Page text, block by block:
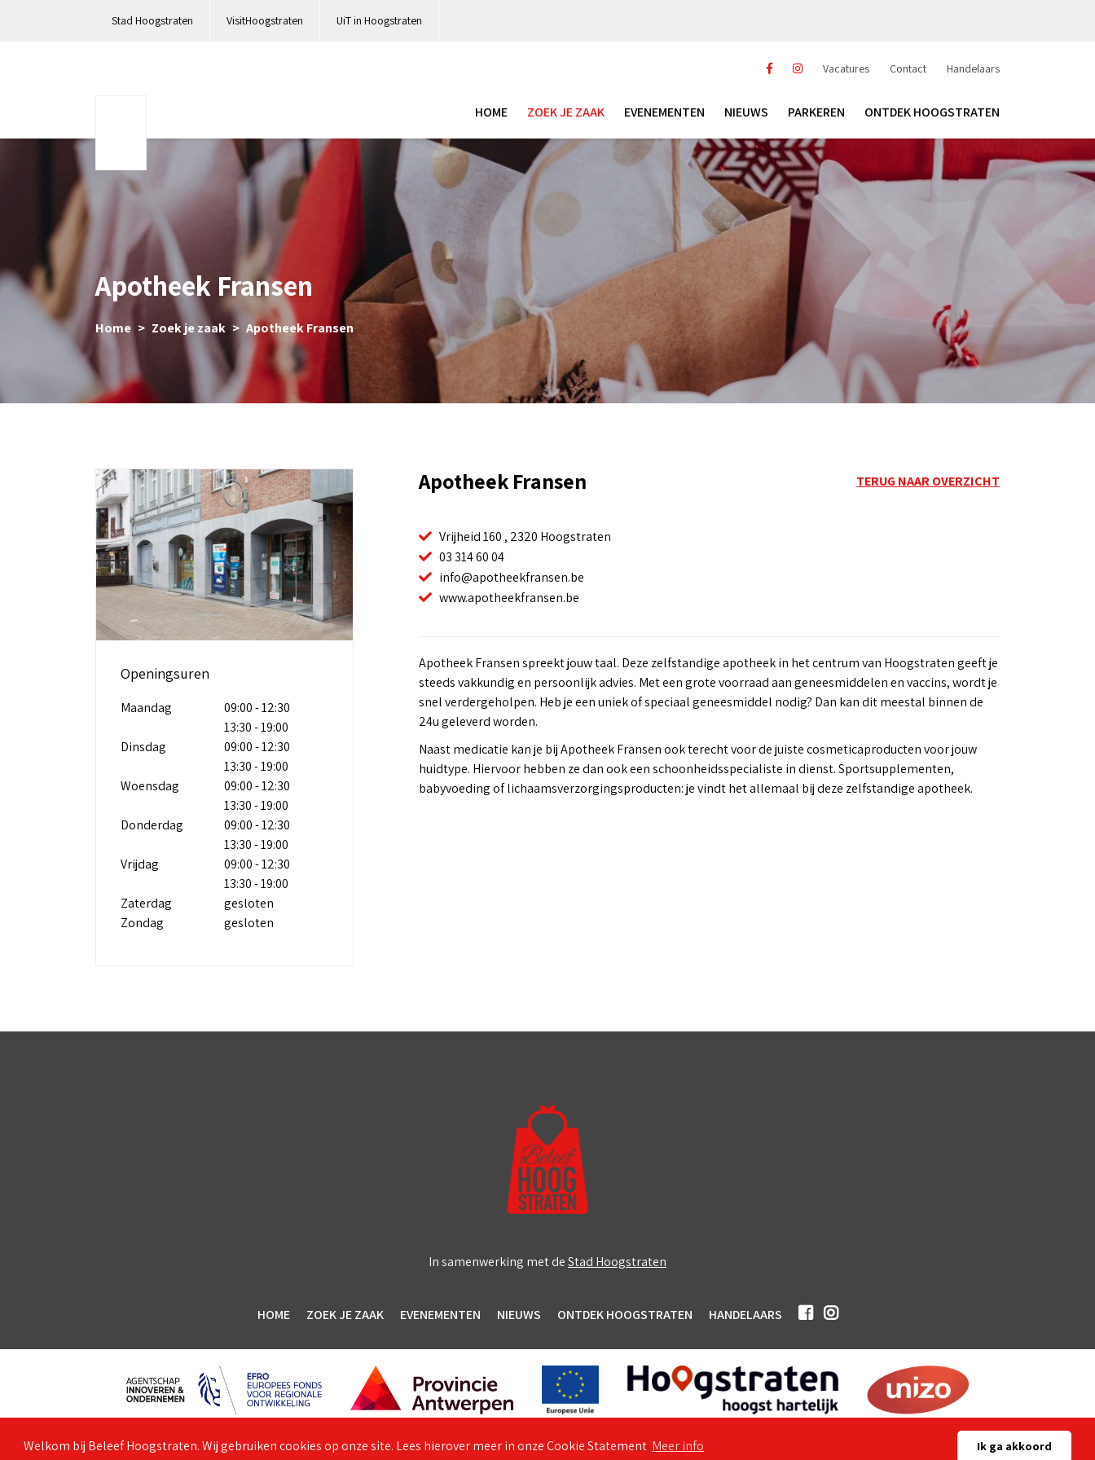
Welkom bij Beleef Hoogstraten. Wij gebruiken cookies op onze site. Lees hierover meer in onze Cookie Statement Meer info Ik ga akkoord
Stad Hoogstraten VisitHoogstraten UiT in Hoogstraten
Vacatures Contact Handelaars
HOME ZOEK JE ZAAK EVENEMENTEN NIEUWS PARKEREN ONTDEK HOOGSTRATEN
Apotheek Fransen
Home Zoek je zaak Apotheek Fransen
Openingsuren
Maandag
09:00 - 12:30
13:30 - 19:00
Dinsdag
09:00 - 12:30
13:30 - 19:00
Woensdag
09:00 - 12:30
13:30 - 19:00
Donderdag
09:00 - 12:30
13:30 - 19:00
Vrijdag
09:00 - 12:30
13:30 - 19:00
Zaterdag
gesloten
Zondag
gesloten
Apotheek Fransen TERUG NAAR OVERZICHT
Vrijheid 160 , 2320 Hoogstraten
03 314 60 04
info@apotheekfransen.be
www.apotheekfransen.be
Apotheek Fransen spreekt jouw taal. Deze zelfstandige apotheek in het centrum van Hoogstraten geeft je
steeds vakkundig en persoonlijk advies. Met een grote voorraad aan geneesmiddelen en vaccins, wordt je
snel verdergeholpen. Heb je een uniek of speciaal geneesmiddel nodig? Dan kan dit meestal binnen de
24u geleverd worden.
Naast medicatie kan je bij Apotheek Fransen ook terecht voor de juiste cosmeticaproducten voor jouw
huidtype. Hiervoor hebben ze dan ook een schoonheidsspecialiste in dienst. Sportsupplementen,
babyvoeding of lichaamsverzorgingsproducten: je vindt het allemaal bij deze zelfstandige apotheek.
In samenwerking met deStad Hoogstraten
HOME ZOEK JE ZAAK EVENEMENTEN NIEUWS ONTDEK HOOGSTRATEN HANDELAARS
© 2026 Unizo Hoogstraten Algemene voorwaarden